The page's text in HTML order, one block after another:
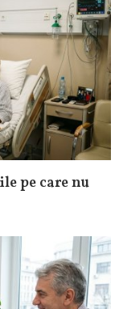
pe care nu